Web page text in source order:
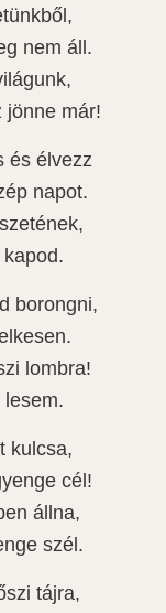
nem áll.
jönne már!
és élvezz
napot.
borongni,
lombra!
lesem.
kulcsa,
cél!
állna,
szél.
tájra,